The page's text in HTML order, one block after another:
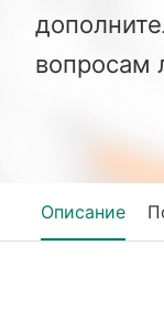
вопросам
Описание